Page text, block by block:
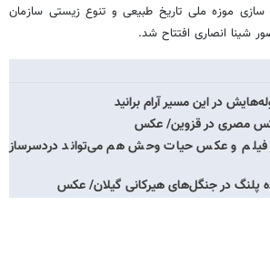
موزه ملی تاریخ طبیعی و تنوع زیستی سازمان
شینا انصاری افتتاح شد.
در این مسیر آرام برانید
مصری در قزوین/ عکس
فیلم و عکس حیات وحش هم می‌تواند دردسرساز